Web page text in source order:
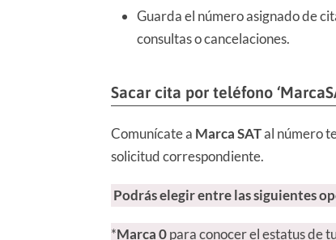
Guarda el número asignado de
consultas o cancelaciones.
Sacar cita por teléfono
Comunícate a Marca SATal número
solicitud correspondiente.
Podrás elegir entre las siguientes
*Marca 0paraconocer el estatus de